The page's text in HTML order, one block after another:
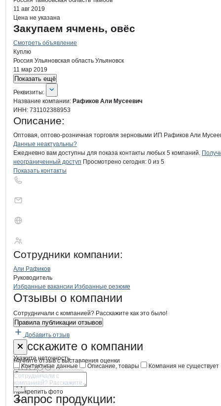
11 авг 2019
Цена не указана
Закупаем ячмень, овёс
Смотреть объявление
Куплю
Россия Ульяновская область Ульяновск
11 мар 2019
Показать ещё
О компании
Реквизиты
Реквизиты:
Название компании: Рафиков Али Мусеевич
ИНН: 731102388953
Описание:
Оптовая, оптово-розничная торговля зерновыми ИП Рафиков Али
Контактыкомпании
+7(800)000-00-..
Данные неактуальны?
Ежедневно вам доступны для показа контакты любых 5 компаний.
неограниченный доступ Просмотрено сегодня: 0 из 5
Показать контакты
Сотрудники компании:
Али Рафиков
Руководитель
Брендыкомпани Рафиков Али
Вакансии вРафиков Али Мусеевич
Избранные вакансии Избранные резюме
Новости oРафиков Али Мусеевич,
Отзывы о компании
Сотрудничали с компанией? Расскажите как это было!
Правила публикации отзывов
Добавить отзыв
Расскажите о компании
Начните отзыв с выставления оценки
Прикрепить фото
Форма обратной связи о
Укажите неточность
Контактные данные
Описание, товары Компания не существует
Отмена Опубликовать
Запрос продукции: